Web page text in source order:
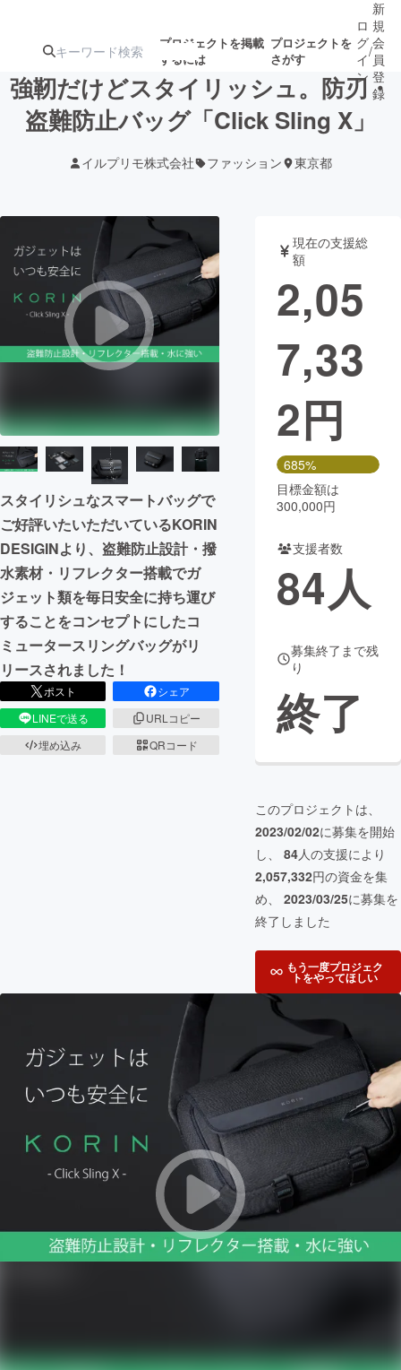
プロジェクトを掲載
するには
プロジェクトを
さがす
注目のリ
ターン
注目の新着プロ
ジェクト
募集終了が近いプ
ロジェクト
もうすぐ公開
されます
アート・写真 音楽
テクノロジー・ガジェット ゲーム・サ
映像・映画
まちづくり・地域活性化
CAMPFIRE for Social Good
CAMPFIRE Creation
CAMPFIREふるさと納税machi-ya コミュニティ
ロ
グ
イ
ン
/
新
規
会
員
登
録
強靭だけどスタイリッシュ。防刃・
盗難防止バッグ「Click Sling X」
イルプリモ株式会社 ファッション 東京都
スタイリシュなスマートバッグで
ご好評いたいただいているKORIN
DESIGINより、盗難防止設計・撥
水素材・リフレクター搭載でガ
ジェット類を毎日安全に持ち運び
することをコンセプトにしたコ
ミュータースリングバッグがリ
リースされました！
ポスト
シェア
LINEで送る
URLコピー
埋め込み
QRコード
現在の支援総
額
2,05
7,33
2円
685%
目標金額は
300,000円
支援者数
84人
募集終了まで残
り
終了
このプロジェクトは、
2023/02/02に募集を開始
し、 84人の支援により
2,057,332円の資金を集
め、 2023/03/25に募集を
終了しました
もう一度プロジェク
トをやってほしい